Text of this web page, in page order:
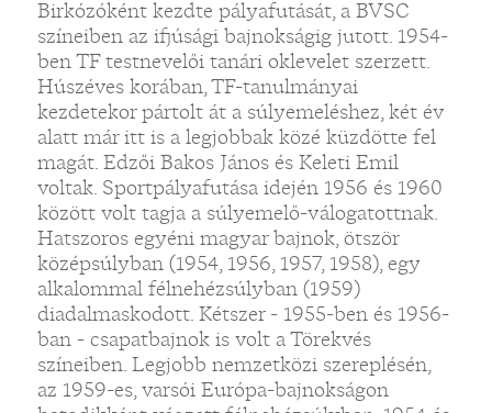
Birkózóként kezdte pályafutását, a BVSC
színeiben az ifjúsági bajnokságig jutott. 1954-
ben TF testnevelői tanári oklevelet szerzett.
Húszéves korában, TF-tanulmányai
kezdetekor pártolt át a súlyemeléshez, két év
alatt már itt is a legjobbak közé küzdötte fel
magát. Edzői Bakos János és Keleti Emil
voltak. Sportpályafutása idején 1956 és 1960
között volt tagja a súlyemelő-válogatottnak.
Hatszoros egyéni magyar bajnok, ötször
középsúlyban (1954, 1956, 1957, 1958), egy
alkalommal félnehézsúlyban (1959)
diadalmaskodott. Kétszer - 1955-ben és 1956-
ban - csapatbajnok is volt a Törekvés
színeiben. Legjobb nemzetközi szereplésén,
az 1959-es, varsói Európa-bajnokságon